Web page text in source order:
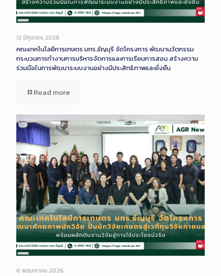
Long
Description
12 มิถุนายน 2026
คณะเทคโนโลยีการเกษตร มทร.ธัญบุรี จัดโครงการ พัฒนานวัตกรรม
กระบวนการทำงานการบริหารจัดการและการเรียนการสอน สร้างความ
ร่วมมือในการพัฒนาระบบงานอย่างมีประสิทธิภาพและยั่งยืน
Read more
Long
Description
6 พฤษภาคม 2026